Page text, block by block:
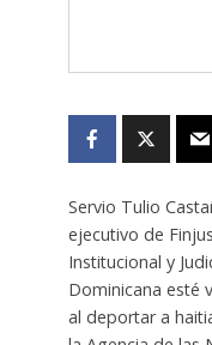
Servio Tulio
ejecutivo de
Institucional y
Dominicana esté
al deportar a